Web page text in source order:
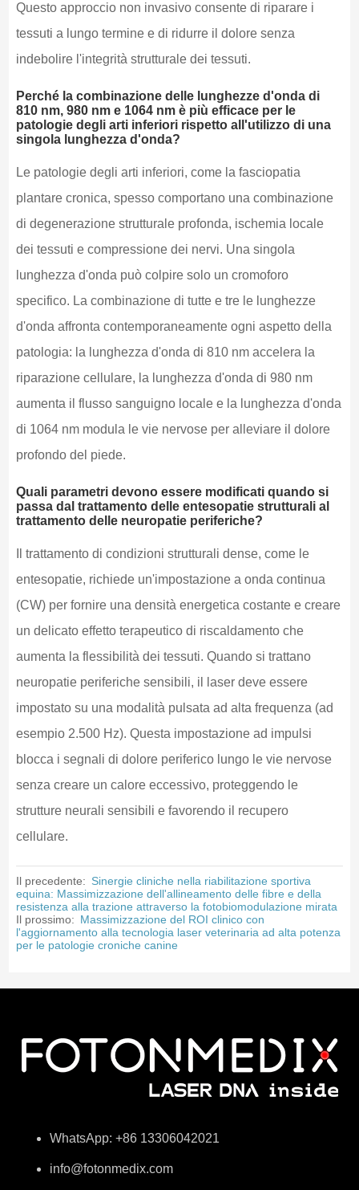
Questo approccio non invasivo consente di riparare i
tessuti a lungo termine e di ridurre il dolore senza
indebolire l'integrità strutturale dei tessuti.
Perché la combinazione delle lunghezze d'onda di
810 nm, 980 nm e 1064 nm è più efficace per le
patologie degli arti inferiori rispetto all'utilizzo di una
singola lunghezza d'onda?
Le patologie degli arti inferiori, come la fasciopatia
plantare cronica, spesso comportano una combinazione
di degenerazione strutturale profonda, ischemia locale
dei tessuti e compressione dei nervi. Una singola
lunghezza d'onda può colpire solo un cromoforo
specifico. La combinazione di tutte e tre le lunghezze
d'onda affronta contemporaneamente ogni aspetto della
patologia: la lunghezza d'onda di 810 nm accelera la
riparazione cellulare, la lunghezza d'onda di 980 nm
aumenta il flusso sanguigno locale e la lunghezza d'onda
di 1064 nm modula le vie nervose per alleviare il dolore
profondo del piede.
Quali parametri devono essere modificati quando si
passa dal trattamento delle entesopatie strutturali al
trattamento delle neuropatie periferiche?
Il trattamento di condizioni strutturali dense, come le
entesopatie, richiede un'impostazione a onda continua
(CW) per fornire una densità energetica costante e creare
un delicato effetto terapeutico di riscaldamento che
aumenta la flessibilità dei tessuti. Quando si trattano
neuropatie periferiche sensibili, il laser deve essere
impostato su una modalità pulsata ad alta frequenza (ad
esempio 2.500 Hz). Questa impostazione ad impulsi
blocca i segnali di dolore periferico lungo le vie nervose
senza creare un calore eccessivo, proteggendo le
strutture neurali sensibili e favorendo il recupero
cellulare.
Il precedente: Sinergie cliniche nella riabilitazione sportiva
equina: Massimizzazione dell'allineamento delle fibre e della
resistenza alla trazione attraverso la fotobiomodulazione mirata
Il prossimo: Massimizzazione del ROI clinico con
l'aggiornamento alla tecnologia laser veterinaria ad alta potenza
per le patologie croniche canine
WhatsApp: +86 13306042021
info@fotonmedix.com